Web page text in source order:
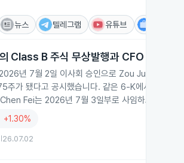
뉴스 텔레그램 유튜브
Class B 주식 무상발행과 CFO 교체
년 7월 2일 이사회 승인으로 Zou Junming
주가 됐다고 공시했습니다. 같은 6‑K에서는
Fei는 2026년 7월 3일부로 사임하고 Tee
+1.30%
26.07.02